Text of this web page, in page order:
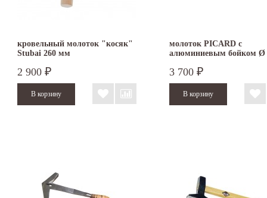
кровельный молоток "косяк"
Stubai 260 мм
2 900 ₽
молоток PICARD с
алюминиевым бойком Ø
3 700 ₽